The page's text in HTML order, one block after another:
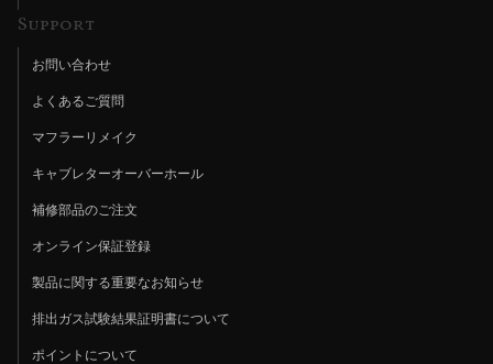
Support
お問い合わせ
よくあるご質問
マフラーリメイク
キャブレターオーバーホール
補修部品のご注文
オンライン保証登録
製品に関する重要なお知らせ
排出ガス試験結果証明書について
ポイントについて